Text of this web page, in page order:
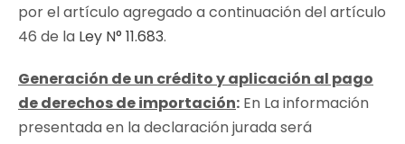
por el artículo agregado a continuación del artículo
46 de la Ley N° 11.683.
Generación de un crédito y aplicación al pago
de derechos de importación: En La información
presentada en la declaración jurada será